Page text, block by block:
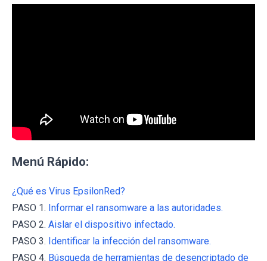
Menú Rápido:
¿Qué es Virus EpsilonRed?
PASO 1. Informar el ransomware a las autoridades.
PASO 2. Aislar el dispositivo infectado.
PASO 3. Identificar la infección del ransomware.
PASO 4. Búsqueda de herramientas de desencriptado de